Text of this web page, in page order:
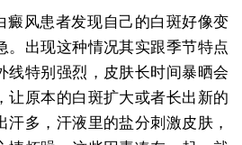
癜风患者发现自己的白斑好像变
。出现这种情况其实跟季节特点
线特别强烈，皮肤长时间暴晒会
让原本的白斑扩大或者长出新的
汗多，汗液里的盐分刺激皮肤，